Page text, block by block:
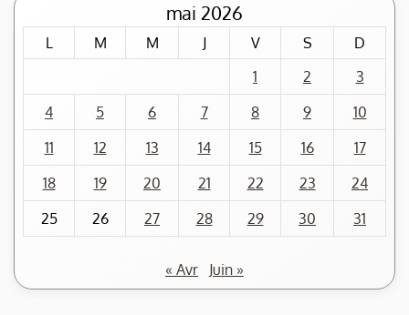
mai 2026
L M M J V S
D
1
2
3
4
5 6 7 8 9
10
11
12 13 14 15 16
17
18
19 20 21 22 23
24
25
26 27 28 29 30 31
« Avr Juin »